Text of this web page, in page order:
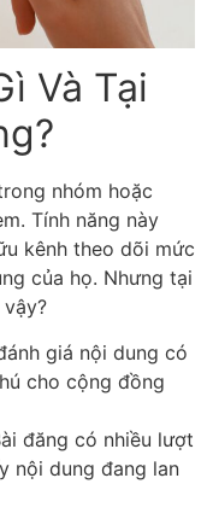
Và Tại
nhóm hoặc
Tính năng này
kênh theo dõi mức
của họ. Nhưng tại
giá nội dung có
cho cộng đồng
đăng có nhiều lượt
nội dung đang lan